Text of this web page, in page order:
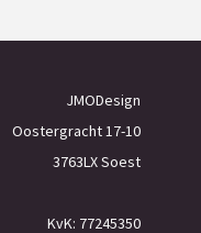
JMODesign
Oostergracht 17-10
3763LX Soest
KvK: 77245350